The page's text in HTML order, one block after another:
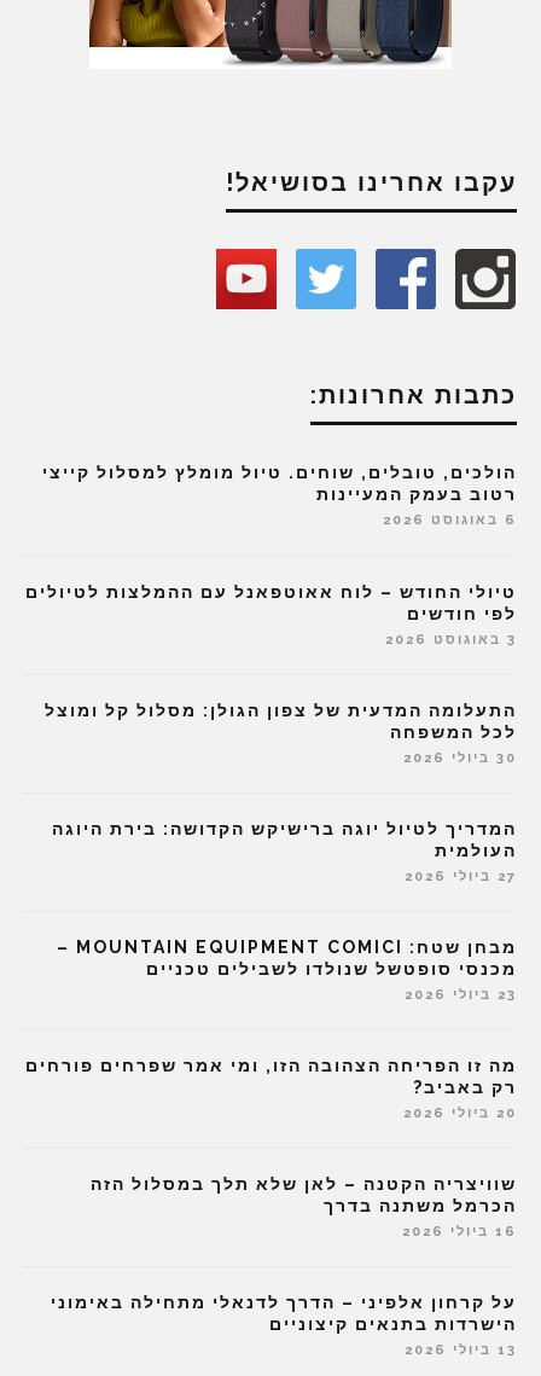
עקבו אחרינו בסושיאל!
כתבות אחרונות:
הולכים, טובלים, שוחים. טיול מומלץ למסלול קייצי
רטוב בעמק המעיינות
6 באוגוסט 2026
טיולי החודש – לוח אאוטפאנל עם ההמלצות לטיולים
לפי חודשים
3 באוגוסט 2026
התעלומה המדעית של צפון הגולן: מסלול קל ומוצל
לכל המשפחה
30 ביולי 2026
המדריך לטיול יוגה ברישיקש הקדושה: בירת היוגה
העולמית
27 ביולי 2026
מבחן שטח: MOUNTAIN EQUIPMENT COMICI –
מכנסי סופטשל שנולדו לשבילים טכניים
23 ביולי 2026
מה זו הפריחה הצהובה הזו, ומי אמר שפרחים פורחים
רק באביב?
20 ביולי 2026
שוויצריה הקטנה – לאן שלא תלך במסלול הזה
הכרמל משתנה בדרך
16 ביולי 2026
על קרחון אלפיני – הדרך לדנאלי מתחילה באימוני
הישרדות בתנאים קיצוניים
13 ביולי 2026